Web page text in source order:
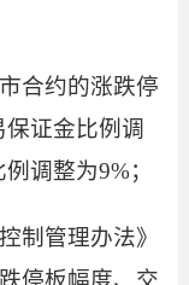
合约的涨跌停
证金比例调
调整为9%；
制管理办法》
停板幅度、交